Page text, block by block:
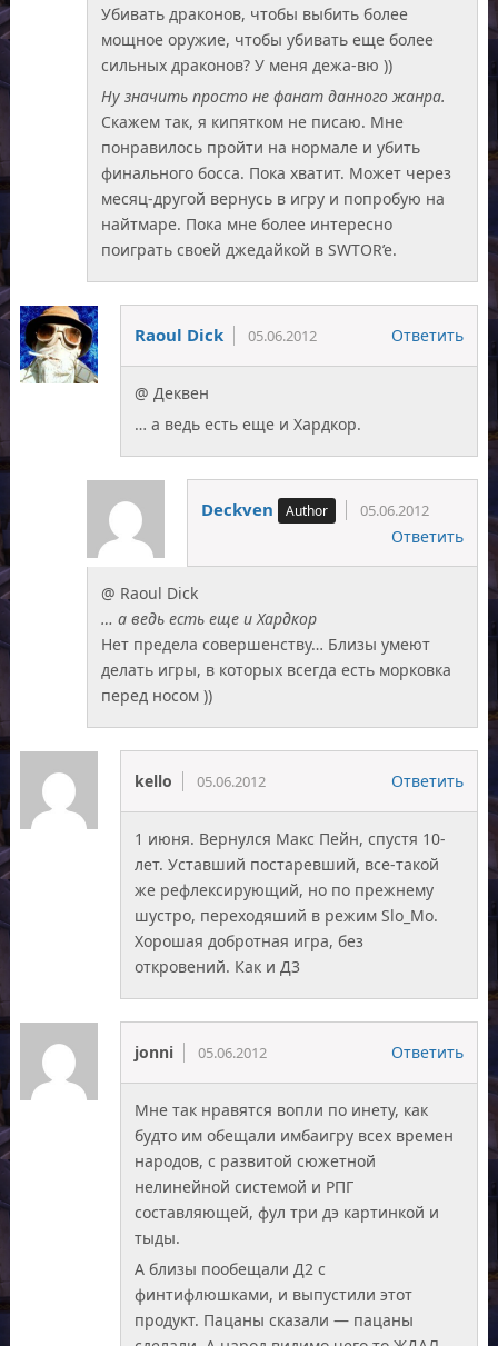
Убивать драконов, чтобы выбить более
мощное оружие, чтобы убивать еще более
сильных драконов? У меня дежа-вю ))
Ну значить просто не фанат данного жанра.
Скажем так, я кипятком не писаю. Мне
понравилось пройти на нормале и убить
финального босса. Пока хватит. Может через
месяц-другой вернусь в игру и попробую на
найтмаре. Пока мне более интересно
поиграть своей джедайкой в SWTOR’e.
Raoul Dick 05.06.2012 Ответить
@ Деквен
… а ведь есть еще и Хардкор.
Deckven 05.06.2012
Ответить
@ Raoul Dick
… а ведь есть еще и Хардкор
Нет предела совершенству… Близы умеют
делать игры, в которых всегда есть морковка
перед носом ))
kello 05.06.2012 Ответить
1 июня. Вернулся Макс Пейн, спустя 10-
лет. Уставший постаревший, все-такой
же рефлексирующий, но по прежнему
шустро, переходяший в режим Slo_Mo.
Хорошая добротная игра, без
откровений. Как и Д3
jonni 05.06.2012 Ответить
Мне так нравятся вопли по инету, как
будто им обещали имбаигру всех времен
народов, с развитой сюжетной
нелинейной системой и РПГ
составляющей, фул три дэ картинкой и
тыды.
А близы пообещали Д2 с
финтифлюшками, и выпустили этот
продукт. Пацаны сказали — пацаны